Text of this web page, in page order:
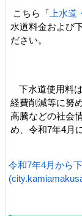
こちら「 上水
水道料金および
ださい。
下水道使用料
経費削減等に努
高騰などの社会
め、令和7年4月
令和7年4月から